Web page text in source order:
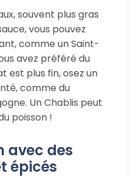
souvent plus gras
vous pouvez
comme un Saint-
avez préféré du
est plus fin, osez un
comme du
Un Chablis peut
poisson !
avec des
épicés